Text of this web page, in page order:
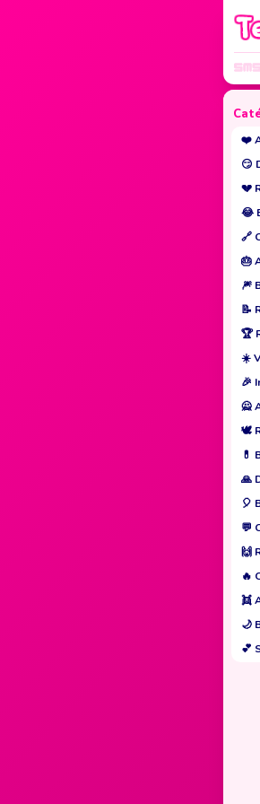
JE V À LA
❤️
😏
💔
😂
🔗
🎂
🎆
📝
🏆
☀️
🎉
🙅
🕊️
💊
🙏
🎈
💬
🙌
🔥
👯
🌙
💕